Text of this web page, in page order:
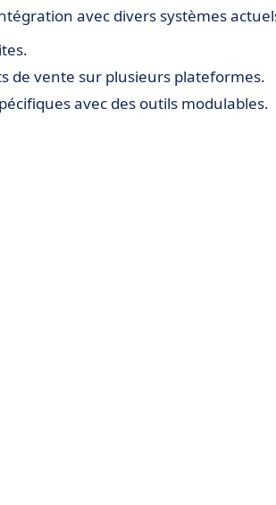
avec divers systèmes
de vente sur plusieurs plateformes.
avec des outils modulables.